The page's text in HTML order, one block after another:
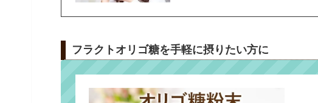
フラクトオリゴ糖を手軽に摂りたい方に